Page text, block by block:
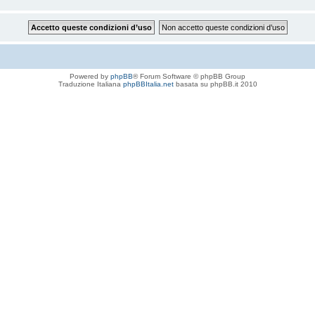
Powered by phpBB® Forum Software © phpBB Group
Traduzione Italiana phpBBItalia.netbasata su phpBB.it 2010